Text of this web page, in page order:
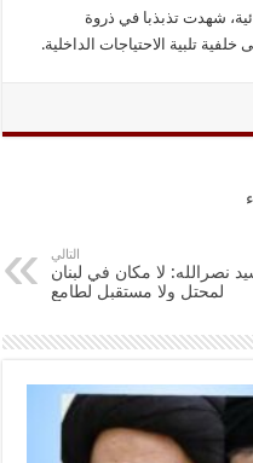
شهدت تذبذبا في ذروة
تلبية الاحتياجات الداخلية.
التالي
نصرالله: لا مكان في لبنان
لمحتل ولا مستقبل لطامع